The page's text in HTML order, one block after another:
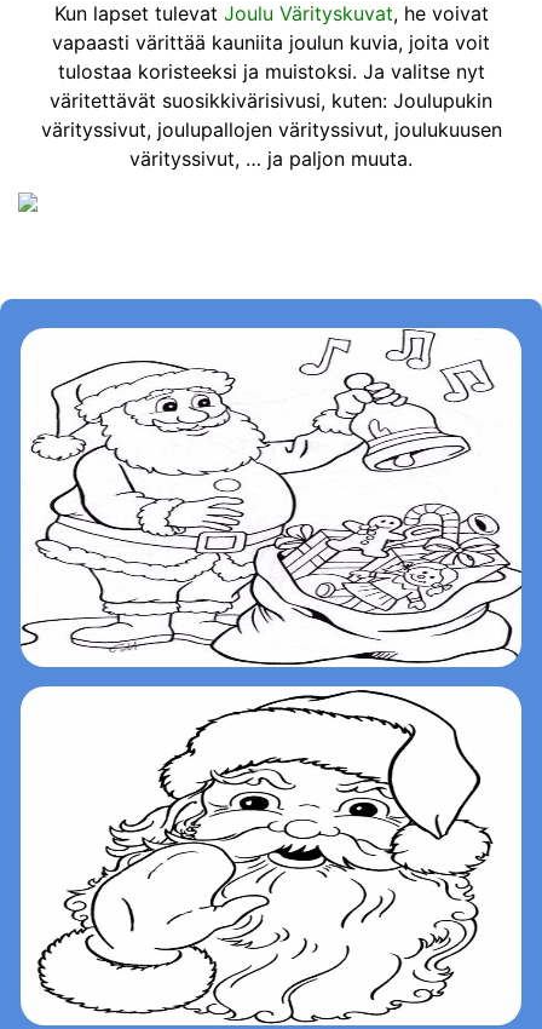
Kun lapset tulevat Joulu Värityskuvat, he voivat
vapaasti värittää kauniita joulun kuvia, joita voit
tulostaa koristeeksi ja muistoksi. Ja valitse nyt
väritettävät suosikkivärisivusi, kuten: Joulupukin
värityssivut, joulupallojen värityssivut, joulukuusen
värityssivut, … ja paljon muuta.